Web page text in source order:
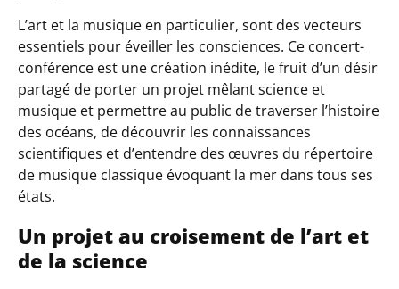
L’art et la musique en particulier, sont des vecteurs
essentiels pour éveiller les consciences. Ce concert-
conférence est une création inédite, le fruit d’un désir
partagé de porter un projet mêlant science et
musique et permettre au public de traverser l’histoire
des océans, de découvrir les connaissances
scientifiques et d’entendre des œuvres du répertoire
de musique classique évoquant la mer dans tous ses
états.
Un projet au croisement de l’art et
de la science